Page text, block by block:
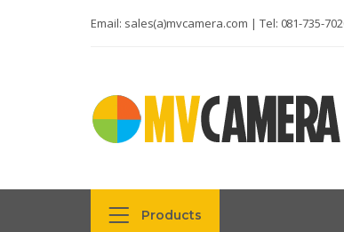
Email: sales(a)mvcamera.com | Tel: 081-735-
Products